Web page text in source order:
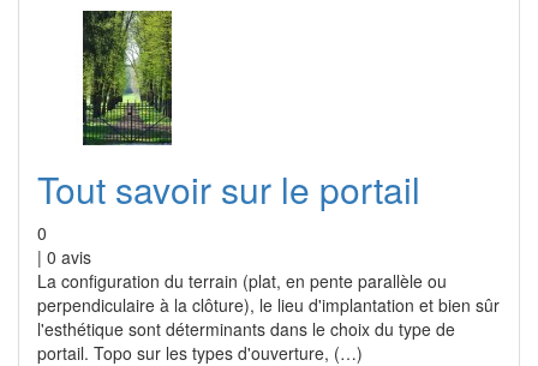
Tout savoir sur le portail
0
| 0 avis
La configuration du terrain (plat, en pente parallèle ou
perpendiculaire à la clôture), le lieu d'implantation et bien sûr
l'esthétique sont déterminants dans le choix du type de
portail. Topo sur les types d'ouverture, (…)